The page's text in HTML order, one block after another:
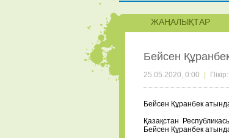
ЖАҢАЛЫҚТАР
Бейсен
25.05.2020, 0:00 Пікір:
Бейсен Құранбек
Қазақстан
Бейсен Құранбек